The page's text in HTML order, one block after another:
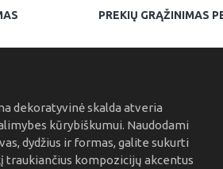
PREKIŲ GRĄŽINIMAS
dekoratyvinė skalda atveria
kūrybiškumui. Naudodami
dydžius ir formas, galite sukurti
traukiančius kompozicijų akcentus